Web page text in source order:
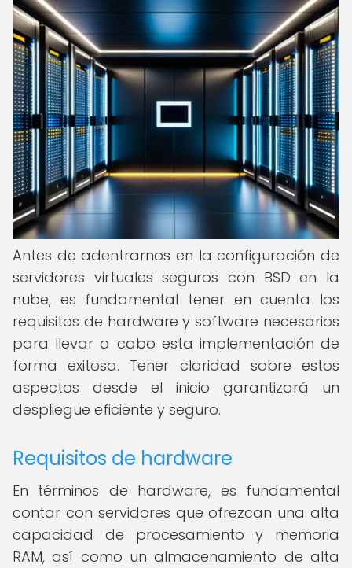
Antes de adentrarnos en la configuración de
servidores virtuales seguros con BSD en la
nube, es fundamental tener en cuenta los
requisitos de hardware y software necesarios
para llevar a cabo esta implementación de
forma exitosa. Tener claridad sobre estos
aspectos desde el inicio garantizará un
despliegue eficiente y seguro.
Requisitos de hardware
En términos de hardware, es fundamental
contar con servidores que ofrezcan una alta
capacidad de procesamiento y memoria
RAM, así como un almacenamiento de alta